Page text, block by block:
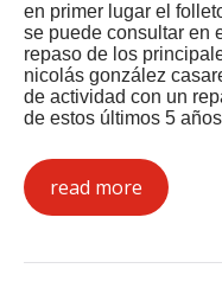
en primer lugar el
se puede consultar en
repaso de los
nicolás gonzález
de actividad con un
de estos últimos 5
read more